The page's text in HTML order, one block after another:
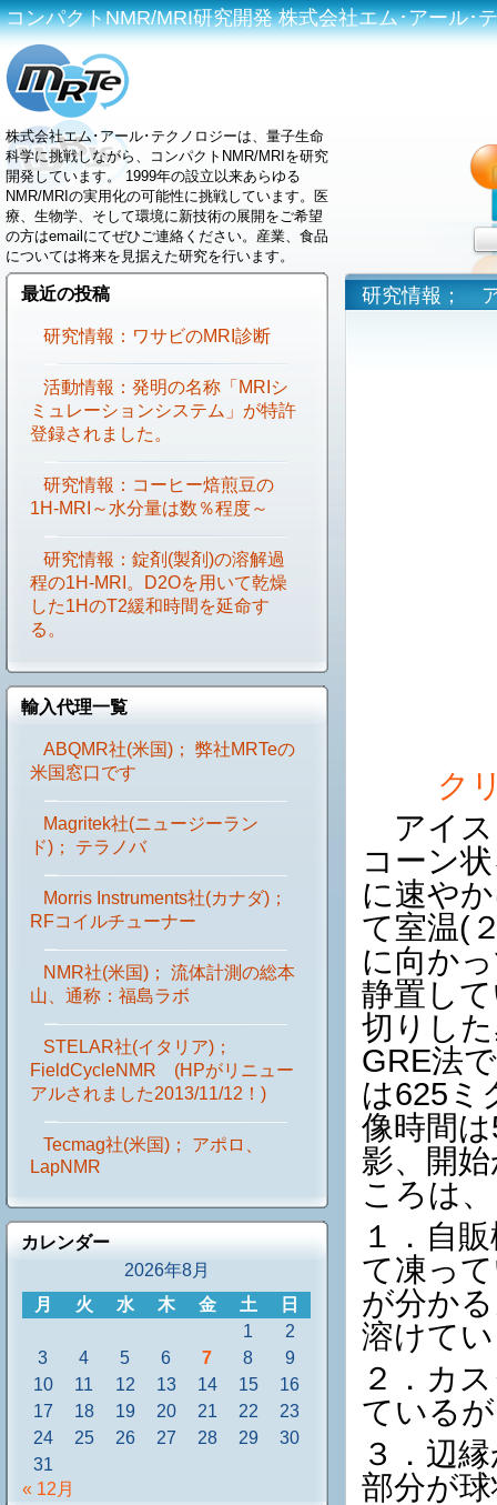
コンパクトNMR/MRI研究開発 株式会社エム･アール･
株式会社エム･アール･テクノロジーは、量子生命
科学に挑戦しながら、コンパクトNMR/MRIを研究
開発しています。 1999年の設立以来あらゆる
NMR/MRIの実用化の可能性に挑戦しています。医
療、生物学、そして環境に新技術の展開をご希望
の方はemailにてぜひご連絡ください。産業、食品
については将来を見据えた研究を行います。
最近の投稿
研究情報：ワサビのMRI診断
活動情報：発明の名称「MRIシ
ミュレーションシステム」が特許
登録されました。
研究情報：コーヒー焙煎豆の
1H-MRI～水分量は数％程度～
研究情報：錠剤(製剤)の溶解過
程の1H-MRI。D2Oを用いて乾燥
した1HのT2緩和時間を延命す
る。
輸入代理一覧
ABQMR社(米国)； 弊社MRTeの
米国窓口です
Magritek社(ニュージーラン
ド)； テラノバ
Morris Instruments社(カナダ)；
RFコイルチューナー
NMR社(米国)； 流体計測の総本
山、通称：福島ラボ
STELAR社(イタリア)；
FieldCycleNMR (HPがリニュー
アルされました2013/11/12！)
Tecmag社(米国)； アポロ、
LapNMR
カレンダー
2026年8月
月
火 水 木 金 土
日
1
2
3
4 5 6 7 8
9
10
11 12 13 14 15
16
17
18 19 20 21 22
23
24
25 26 27 28 29
30
31
« 12月
研究情報； ア
ク
アイス
コーン
に速や
て室温(
に向か
静置し
切りし
GRE法
は625ミ
像時間
影、開
ころは、
１．自
て凍っ
が分か
溶けて
２．カ
ている
３．辺
部分が